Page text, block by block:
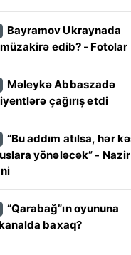
edib? - Fotolar
çağırış etdi
yönələcək” - Nazir
baxaq?